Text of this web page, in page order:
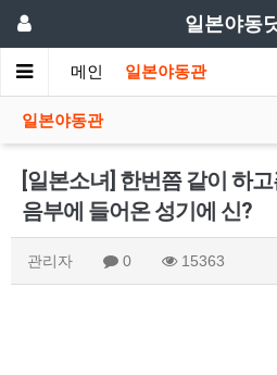
일본야동
메인 일본야동관
일본야동관
[일본소녀] 한번쯤 같이 하
음부에 들어온 성기에 신?
관리자 0 15363